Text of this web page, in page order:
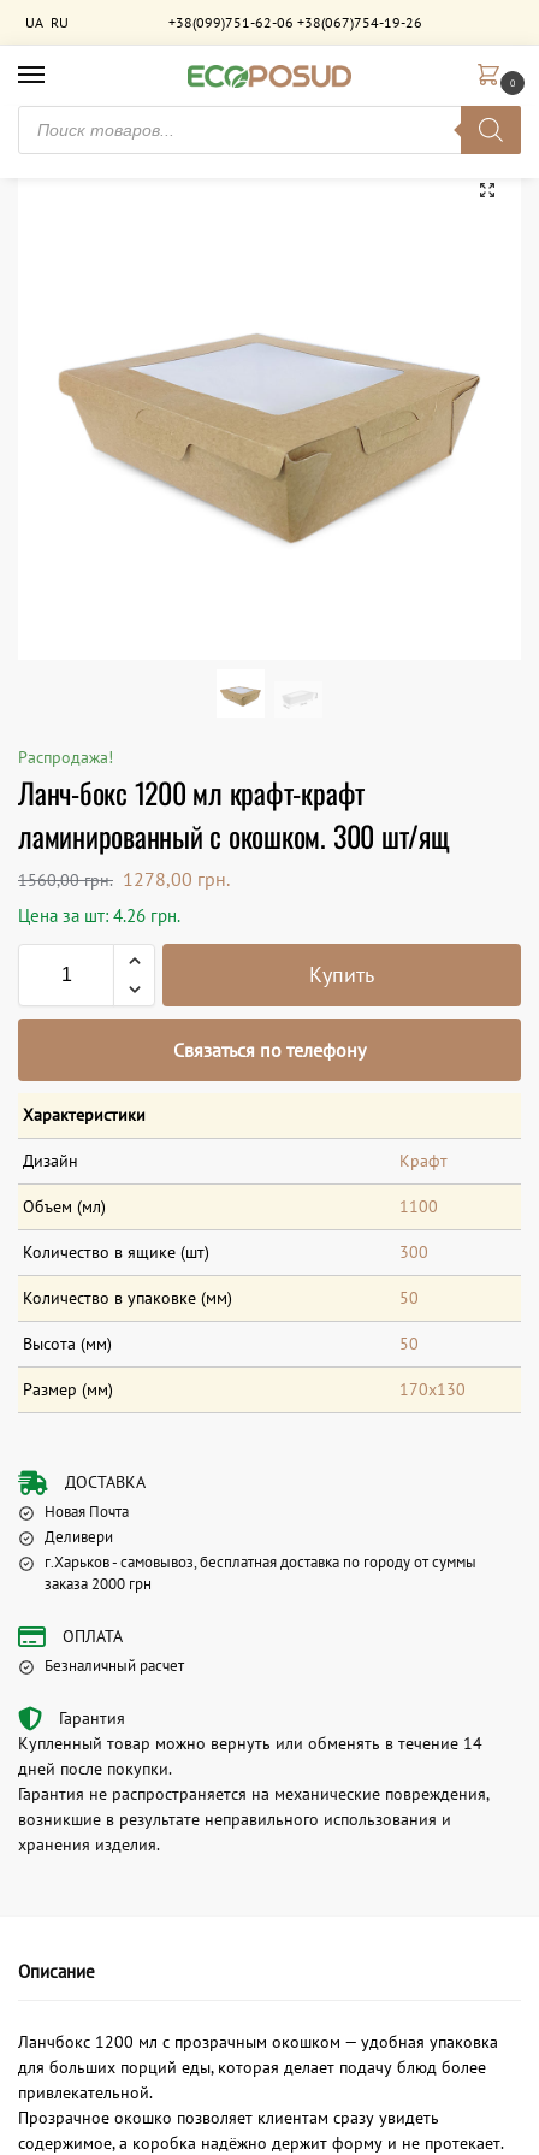
UA RU +38(099)751-62-06 +38(067)754-19-26
0
Главная / Распродажа Ланч-бокс 1200 мл крафт-крафт ламинированный с окошком. 300 шт/ящ
Распродажа!
Ланч-бокс 1200 мл крафт-крафт
ламинированный с окошком. 300 шт/ящ
1560,00грн. 1278,00 грн.
Цена за шт: 4.26 грн.
Купить
Связаться по телефону
Характеристики
Дизайн Крафт
Объем (мл) 1100
Количество в ящике (шт) 300
Количество в упаковке (мм) 50
Высота (мм) 50
Размер (мм) 170х130
ДОСТАВКА
Новая Почта
Деливери
г.Харьков - самовывоз, бесплатная доставка по городу от суммы
заказа 2000 грн
ОПЛАТА
Безналичный расчет
Гарантия
Купленный товар можно вернуть или обменять в течение 14
дней после покупки.
Гарантия не распространяется на механические повреждения,
возникшие в результате неправильного использования и
хранения изделия.
Описание
Ланчбокс 1200 мл с прозрачным окошком — удобная упаковка
для больших порций еды, которая делает подачу блюд более
привлекательной.
Прозрачное окошко позволяет клиентам сразу увидеть
содержимое, а коробка надёжно держит форму и не протекает.